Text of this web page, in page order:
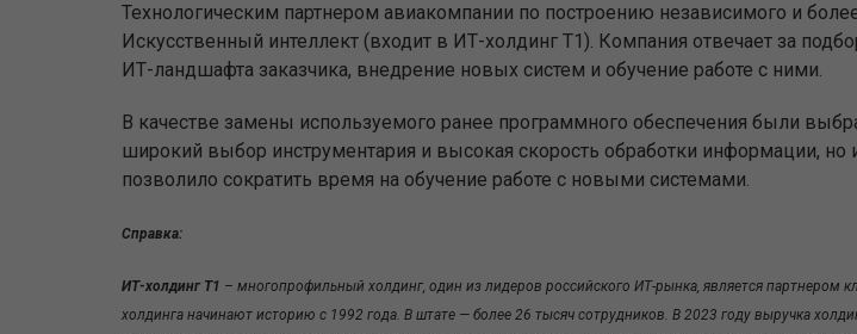
Технологическим партнером авиакомпании по построению независимого и
Искусственный интеллект (входит в ИТ-холдинг Т1). Компания отвечает за
ИТ-ландшафта заказчика, внедрение новых систем и обучение работе с ними.
В качестве замены используемого ранее программного обеспечения были
широкий выбор инструментария и высокая скорость обработки информации,
позволило сократить время на обучение работе с новыми системами.
Справка:
ИТ-холдинг Т1 – многопрофильный холдинг, один из лидеров российского ИТ-рынка, является
холдинга начинают историю с 1992 года. В штате — более 26 тысяч сотрудников. В 2023 году выручка